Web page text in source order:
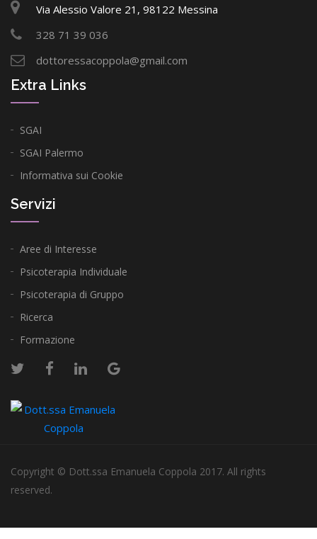
Via Alessio Valore 21, 98122 Messina
328 71 39 036
dottoressacoppola@gmail.com
Extra Links
SGAI
SGAI Palermo
Informativa sui Cookie
Servizi
Aree di Interesse
Psicoterapia Individuale
Psicoterapia di Gruppo
Ricerca
Formazione
Copyright © Dott.ssa Emanuela Coppola 2017. All rights
reserved.